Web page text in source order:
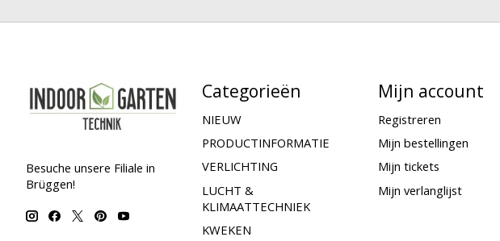
Besuche unsere Filiale in
Brüggen!
Categorieën
NIEUW
PRODUCTINFORMATIE
VERLICHTING
LUCHT &
KLIMAATTECHNIEK
KWEKEN
Mijn account
Registreren
Mijn bestellingen
Mijn tickets
Mijn verlanglijst